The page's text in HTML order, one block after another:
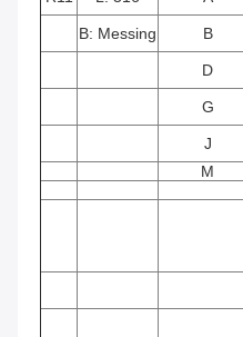
B: Messing B
D
G
J
M